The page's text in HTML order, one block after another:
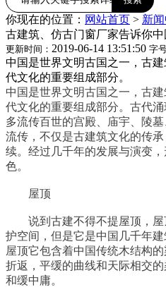
你现在的位置： 网站首页 > 新
古建筑、仿古门窗厂家告诉你
更新时间： 2019-06-14 13:51:50 字
中国是世界文明古国之一，古
代文化的重要组成部分。
中国是世界文明古国之一，古
代文化的重要组成部分。古代
多流传百世的宫殿、庙宇、陵
流传，不仅是古建筑文化的传
续。经过几千年的发展与演变
色。
屋顶
说到古建不得不提屋顶，屋
护空间，但是它是中国几千年
屋顶它包含着中国传统木结构
折返，平缓的曲线和天际相交
和缓中庸。